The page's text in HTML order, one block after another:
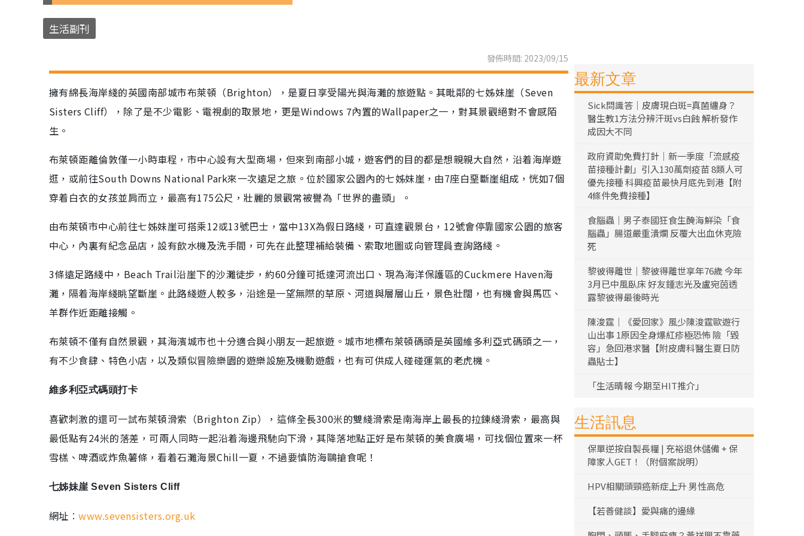
生活副刊
發佈時間: 2023/09/15
擁有綿長海岸綫的英國南部城市布萊頓（Brighton），是夏日享受陽光與海灘的旅遊點。其毗鄰的七姊妹崖（Seven
Sisters Cliff），除了是不少電影、電視劇的取景地，更是Windows 7內置的Wallpaper之一，對其景觀絕對不會感陌
生。
布萊頓距離倫敦僅一小時車程，市中心設有大型商場，但來到南部小城，遊客們的目的都是想親親大自然，沿着海岸遊
逛，或前往South Downs National Park來一次遠足之旅。位於國家公園內的七姊妹崖，由7座白堊斷崖組成，恍如7個
穿着白衣的女孩並肩而立，最高有175公尺，壯麗的景觀常被譽為「世界的盡頭」。
由布萊頓市中心前往七姊妹崖可搭乘12或13號巴士，當中13X為假日路綫，可直達觀景台，12號會停靠國家公園的旅客
中心，內裏有紀念品店，設有飲水機及洗手間，可先在此整理補給裝備、索取地圖或向管理員查詢路綫。
3條遠足路綫中，Beach Trail沿崖下的沙灘徒步，約60分鐘可抵達河流出口、現為海洋保護區的Cuckmere Haven海
灘，隔着海岸綫眺望斷崖。此路綫遊人較多，沿途是一望無際的草原、河道與層層山丘，景色壯闊，也有機會與馬匹、
羊群作近距離接觸。
布萊頓不僅有自然景觀，其海濱城市也十分適合與小朋友一起旅遊。城市地標布萊頓碼頭是英國維多利亞式碼頭之一，
有不少食肆、特色小店，以及類似冒險樂園的遊樂設施及機動遊戲，也有可供成人碰碰運氣的老虎機。
維多利亞式碼頭打卡
喜歡刺激的還可一試布萊頓滑索（Brighton Zip），這條全長300米的雙綫滑索是南海岸上最長的拉鍊綫滑索，最高與
最低點有24米的落差，可兩人同時一起沿着海邊飛馳向下滑，其降落地點正好是布萊頓的美食廣場，可找個位置來一杯
雪榚、啤酒或炸魚薯條，看着石灘海景Chill一夏，不過要慎防海鷗搶食呢！
七姊妹崖 Seven Sisters Cliff
網址︰www.sevensisters.org.uk
最新文章
Sick問識答｜皮膚現白斑=真菌纏身？
醫生教1方法分辨汗斑vs白蝕 解析發作
成因大不同
政府資助免費打針｜新一季度「流感疫
苗接種計劃」引入130萬劑疫苗 8類人可
優先接種 科興疫苗最快月底先到港【附
4條件免費接種】
食腦蟲｜男子泰國狂食生醃海鮮染「食
腦蟲」腸道嚴重潰爛 反覆大出血休克險
死
黎彼得離世｜黎彼得離世享年76歲 今年
3月已中風臥床 好友鍾志光及盧宛茵透
露黎彼得最後時光
陳浚霆｜《愛回家》風少陳浚霆歐遊行
山出事 1原因全身爆紅疹極恐怖 險「毀
容」急回港求醫【附皮膚科醫生夏日防
蟲貼士】
「生活晴報 今期至HIT推介」
生活訊息
保單逆按自製長糧 | 充裕退休儲備 + 保
障家人GET！（附個案說明）
HPV相關頭頸癌新症上升 男性高危
【若善健談】愛與痛的邊緣